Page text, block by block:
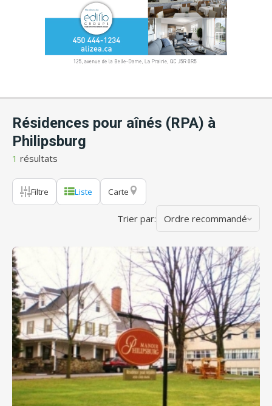
Résidences pour aînés (RPA) à
Philipsburg
1 résultats
Filtre Liste Carte
Trier par: Ordre recommandé